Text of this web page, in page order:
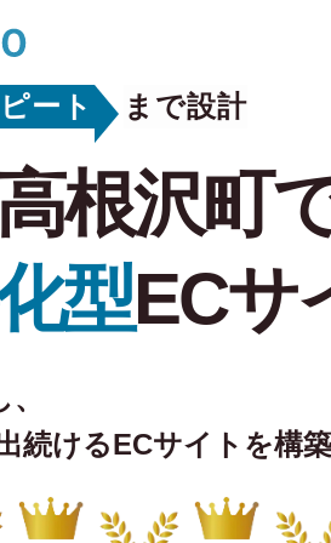
ート まで設計
根沢町
型ECサ
続けるECサイトを構